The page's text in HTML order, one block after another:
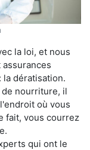
la loi, et nous
la dératisation.
nourriture, il
où vous
fait, vous courrez
qui ont le